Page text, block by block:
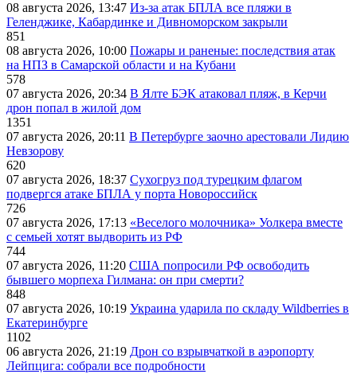
08 августа 2026, 13:47 Из-за атак БПЛА все пляжи в
Геленджике, Кабардинке и Дивноморском закрыли
851
08 августа 2026, 10:00 Пожары и раненые: последствия атак
на НПЗ в Самарской области и на Кубани
578
07 августа 2026, 20:34 В Ялте БЭК атаковал пляж, в Керчи
дрон попал в жилой дом
1351
07 августа 2026, 20:11 В Петербурге заочно арестовали Лидию
Невзорову
620
07 августа 2026, 18:37 Сухогруз под турецким флагом
подвергся атаке БПЛА у порта Новороссийск
726
07 августа 2026, 17:13 «Веселого молочника» Уолкера вместе
с семьей хотят выдворить из РФ
744
07 августа 2026, 11:20 США попросили РФ освободить
бывшего морпеха Гилмана: он при смерти?
848
07 августа 2026, 10:19 Украина ударила по складу Wildberries в
Екатеринбурге
1102
06 августа 2026, 21:19 Дрон со взрывчаткой в аэропорту
Лейпцига: собрали все подробности